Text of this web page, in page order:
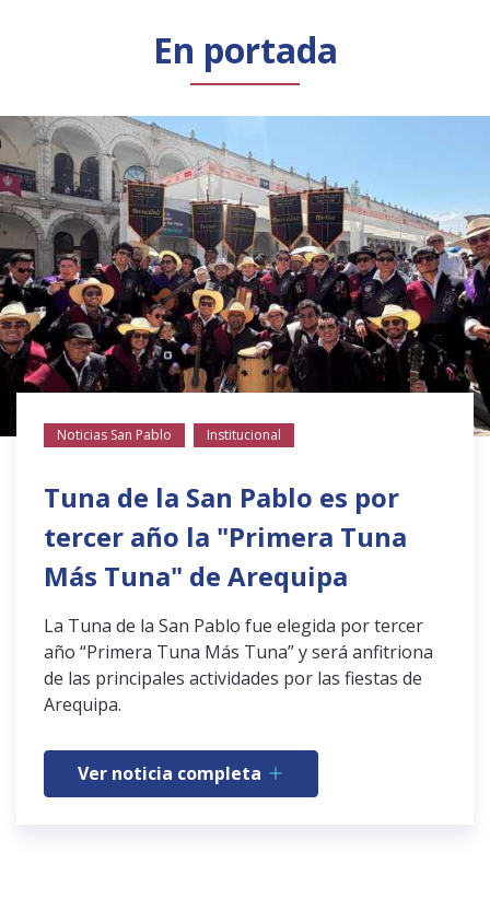
En portada
Noticias San Pablo Institucional
Tuna de la San Pablo es por
tercer año la "Primera Tuna
Más Tuna" de Arequipa
La Tuna de la San Pablo fue elegida por tercer
año “Primera Tuna Más Tuna” y será anfitriona
de las principales actividades por las fiestas de
Arequipa.
Ver noticia completa